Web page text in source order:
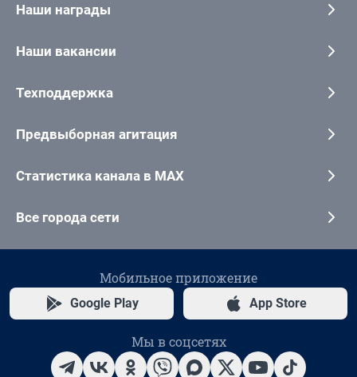
Наши награды
Наши вакансии
Техподдержка
Предвыборная агитация
Статистика канала в MAX
Все города сети
Мобильное приложение
Google Play App Store
Мы в соцсетях